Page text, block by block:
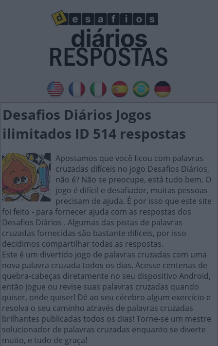
Desafios Diários Jogos
ilimitados ID 514 respostas
Apostamos que você ficou com palavras
cruzadas difíceis no jogo Desafios Diários,
não é? Não se preocupe, está tudo bem. O
jogo é difícil e desafiador, muitas pessoas
precisam de ajuda. É por isso que este site
foi feito - para fornecer ajuda com as respostas dos
Desafios Diários . Algumas das pistas de palavras
cruzadas fornecidas são bastante difíceis, por isso
decidimos compartilhar todas as respostas.
Este é um divertido jogo de palavras cruzadas com uma
nova palavra cruzada todos os dias. Acesse centenas de
quebra-cabeças diretamente no seu dispositivo Android,
então jogue ou revise suas palavras cruzadas quando
quiser, onde quiser! Dê ao seu cérebro algum exercício e
resolva o seu caminho através de palavras cruzadas
brilhantes publicadas todos os dias! Torne-se um mestre
solucionador de palavras cruzadas enquanto se diverte
muito, e tudo de graça!